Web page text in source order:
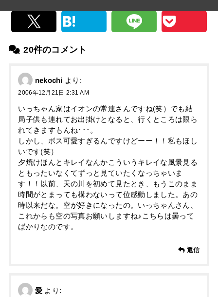
20件のコメント
nekochi より:
2006年12月21日 2:31 AM
いっちゃん家はイオンの常連さんですね(笑）でも結
局子供も連れてお出掛けとなると、行くところは限ら
れてきますもんね･･･。
しかし、ボス可愛すぎるんですけどーー！！私もほし
いです(笑）
夕焼けほんとキレイなんかこういうキレイな風景見る
ともったいなくてずっと見ていたくなっちゃいま
す！！以前、天の川を初めて見たとき、もうこのまま
時間がとまっても構わないって位感動しました。あの
時以来だな。空が好きになったの。いっちゃんさん、
これからも空の写真お願いしますね♪こちらは曇って
ばかりなのです。
返信
愛 より: